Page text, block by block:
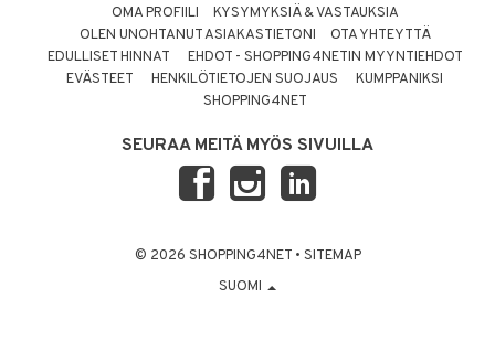
OMA PROFIILI
KYSYMYKSIÄ & VASTAUKSIA
OLEN UNOHTANUT ASIAKASTIETONI
OTA YHTEYTTÄ
EDULLISET HINNAT
EHDOT - SHOPPING4NETIN MYYNTIEHDOT
EVÄSTEET
HENKILÖTIETOJEN SUOJAUS
KUMPPANIKSI
SHOPPING4NET
SEURAA MEITÄ MYÖS SIVUILLA
© 2026 SHOPPING4NET • SITEMAP
SUOMI